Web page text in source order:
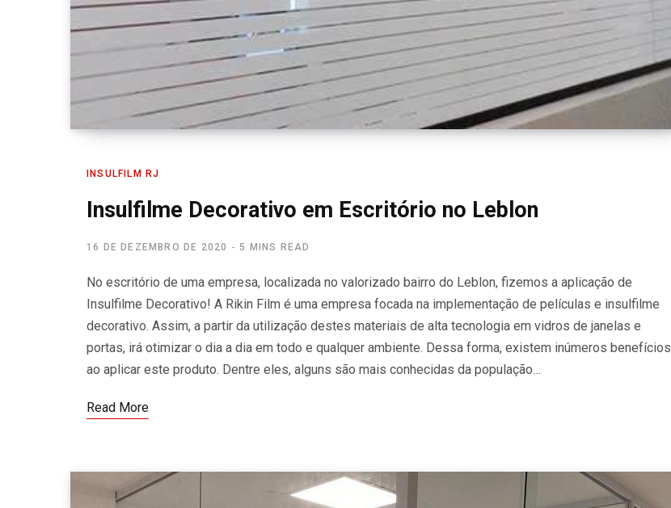
INSULFILM RJ
Insulfilme Decorativo em Escritório no Leblon
16 DE DEZEMBRO DE 2020 5 MINS READ
No escritório de uma empresa, localizada no valorizado bairro do Leblon, fizemos a aplicação de
Insulfilme Decorativo! A Rikin Film é uma empresa focada na implementação de películas e insulfilme
decorativo. Assim, a partir da utilização destes materiais de alta tecnologia em vidros de janelas e
portas, irá otimizar o dia a dia em todo e qualquer ambiente. Dessa forma, existem inúmeros benefícios
ao aplicar este produto. Dentre eles, alguns são mais conhecidas da população…
Read More